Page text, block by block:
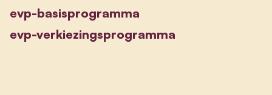
evp-basisprogramma
evp-verkiezingsprogramma